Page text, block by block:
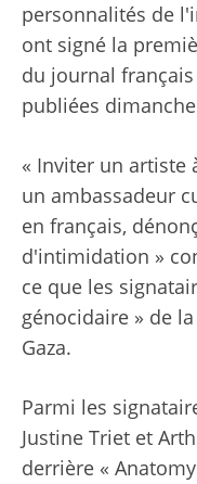
personnalités de
ont signé la
du journal
publiées
« Inviter un artiste
un ambassadeur
en français,
d'intimidation »
ce que les
génocidaire » de
Gaza.
Parmi les
Justine Triet et
derrière «